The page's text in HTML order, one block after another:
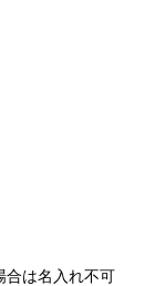
合は名入れ不可